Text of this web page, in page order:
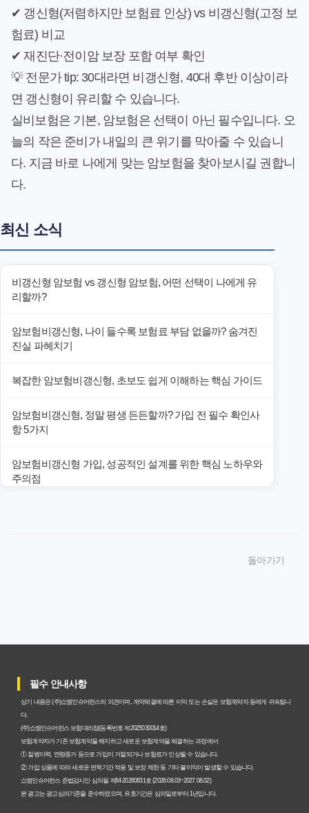
✔ 갱신형(저렴하지만 보험료 인상) vs 비갱신형(고정 보
험료) 비교
✔ 재진단·전이암 보장 포함 여부 확인
💡 전문가 tip: 30대라면 비갱신형, 40대 후반 이상이라
면 갱신형이 유리할 수 있습니다.
실비보험은 기본, 암보험은 선택이 아닌 필수입니다. 오
늘의 작은 준비가 내일의 큰 위기를 막아줄 수 있습니
다. 지금 바로 나에게 맞는 암보험을 찾아보시길 권합니
다.
최신 소식
비갱신형 암보험 vs 갱신형 암보험, 어떤 선택이 나에게 유
리할까?
암보험비갱신형, 나이 들수록 보험료 부담 없을까? 숨겨진
진실 파헤치기
복잡한 암보험비갱신형, 초보도 쉽게 이해하는 핵심 가이드
암보험비갱신형, 정말 평생 든든할까? 가입 전 필수 확인사
항 5가지
암보험비갱신형 가입, 성공적인 설계를 위한 핵심 노하우와
주의점
갱신형 암보험과 비갱신형, 어떤 차이가 있을까? 내게 맞는
암보험비갱신형, 평생 고정 보험료의 숨겨진 가치와 현명한
선택 기준
암보험 비갱신형, 왜 지금 선택해야 할까요? 미래 보험료 걱
정 끝내는 방법
갱신형 vs 비갱신형 암보험, 당신에게 더 유리한 선택은? 완
돌아가기
필수 안내사항
상기 내용은 (주)쇼엠인슈어런스의 의견이며, 계약체결에 따른 이익 또는 손실은 보험계약자 등에게 귀속됩니
다.
(주)쇼엠인슈어런스 보험대리점(등록번호 제2025030014호)
보험계약자가 기존 보험계약을 해지하고 새로운 보험계약을 체결하는 과정에서
① 질병이력, 연령증가 등으로 가입이 거절되거나 보험료가 인상될 수 있습니다.
② 가입 상품에 따라 새로운 면책기간 적용 및 보장 제한 등 기타 불이익이 발생할 수 있습니다.
쇼엠인슈어런스 준법감시인 심의필 제M-20260831호 (2026.08.03~2027.08.02)
본 광고는 광고심의기준을 준수하였으며, 유효기간은 심의일로부터 1년입니다.